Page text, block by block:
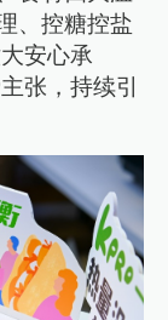
、控糖控盐
安心承
张，持续引